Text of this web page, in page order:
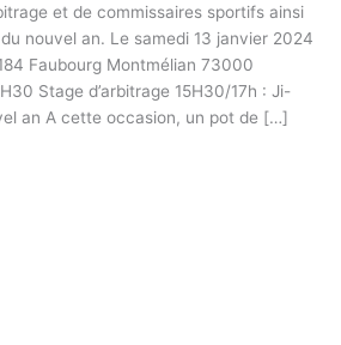
et de commissaires sportifs ainsi
nouvel an. Le samedi 13 janvier 2024
Faubourg Montmélian 73000
Stage d’arbitrage 15H30/17h : Ji-
an A cette occasion, un pot de […]